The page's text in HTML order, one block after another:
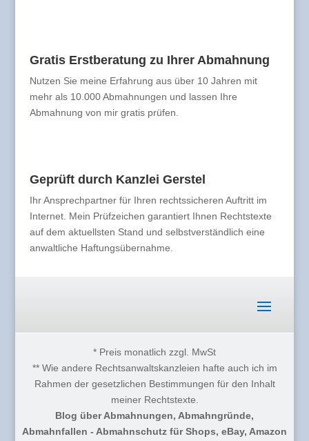
Gratis Erstberatung zu Ihrer Abmahnung
Nutzen Sie meine Erfahrung aus über 10 Jahren mit
mehr als 10.000 Abmahnungen und lassen Ihre
Abmahnung von mir gratis prüfen.
Geprüft durch Kanzlei Gerstel
Ihr Ansprechpartner für Ihren rechtssicheren Auftritt im
Internet. Mein Prüfzeichen garantiert Ihnen Rechtstexte
auf dem aktuellsten Stand und selbstverständlich eine
anwaltliche Haftungsübernahme.
* Preis monatlich zzgl. MwSt
** Wie andere Rechtsanwaltskanzleien hafte auch ich im
Rahmen der gesetzlichen Bestimmungen für den Inhalt
meiner Rechtstexte.
Blog über Abmahnungen, Abmahngründe,
Abmahnfallen - Abmahnschutz für Shops, eBay, Amazon